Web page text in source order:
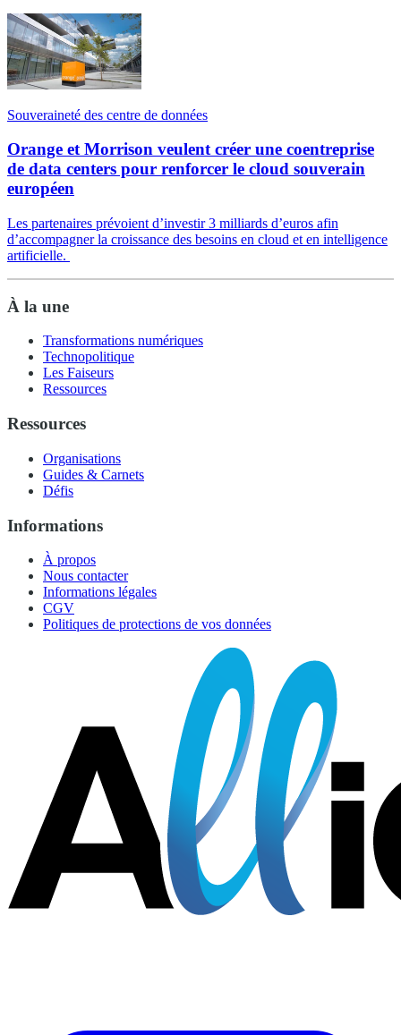
Souveraineté des centre de données
Orange et Morrison veulent créer une coentreprise
de data centers pour renforcer le cloud souverain
européen
Les partenaires prévoient d’investir 3 milliards d’euros afin
d’accompagner la croissance des besoins en cloud et en intelligence
artificielle.
À la une
Transformations numériques
Technopolitique
Les Faiseurs
Ressources
Ressources
Organisations
Guides & Carnets
Défis
Informations
À propos
Nous contacter
Informations légales
CGV
Politiques de protections de vos données